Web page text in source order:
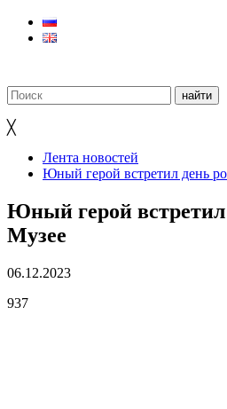
╳
Лента новостей
Юный герой встретил день
Юный герой
Музее
06.12.2023
937